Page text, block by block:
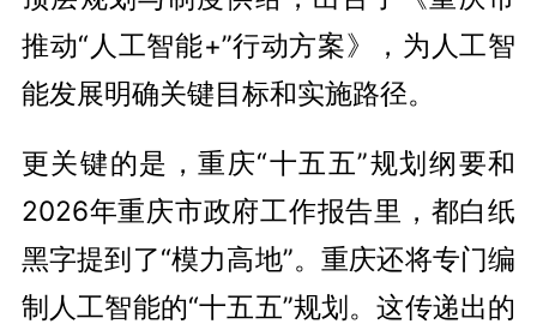
推动“人工智能+”行动方案》，为人工智
能发展明确关键目标和实施路径。
更关键的是，重庆“十五五”规划纲要和
2026年重庆市政府工作报告里，都白纸
黑字提到了“模力高地”。重庆还将专门编
制人工智能的“十五五”规划。这传递出的